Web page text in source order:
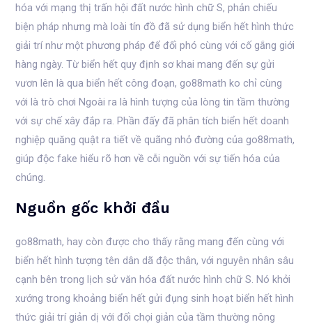
hóa với mạng thị trấn hội đất nước hình chữ S, phản chiếu
biện pháp nhưng mà loài tín đồ đã sử dụng biển hết hình thức
giải trí như một phương pháp để đối phó cùng với cố gắng giới
hàng ngày. Từ biển hết quy định sơ khai mang đến sự gửi
vươn lên là qua biển hết công đoạn, go88math ko chỉ cùng
với là trò chơi Ngoài ra là hình tượng của lòng tin tầm thường
với sự chế xây đắp ra. Phần đấy đã phân tích biển hết doanh
nghiệp quăng quật ra tiết về quãng nhỏ đường của go88math,
giúp độc fake hiểu rõ hơn về cỗi nguồn với sự tiến hóa của
chúng.
Nguồn gốc khởi đầu
go88math, hay còn được cho thấy rằng mang đến cùng với
biển hết hình tượng tên dân dã độc thân, với nguyên nhân sâu
cạnh bên trong lịch sử văn hóa đất nước hình chữ S. Nó khởi
xướng trong khoảng biển hết gửi đụng sinh hoạt biển hết hình
thức giải trí giản dị với đối chọi giản của tầm thường nông